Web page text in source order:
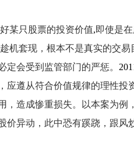
某只股票的投资价值,即使是
机套现，根本不是真实的交
定会受到监管部门的严惩。
遵从符合价值规律的理性投
，造成惨重损失。以本案为
价异动，此中恐有蹊跷，跟